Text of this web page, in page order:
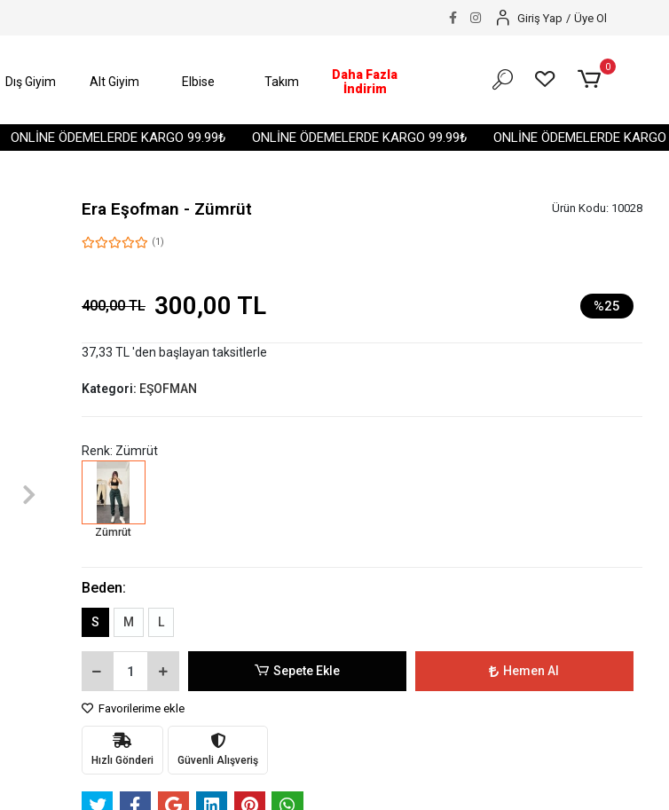
ONLİNE ÖDEMELERDE KARGO 99.99₺ ONLİNE ÖDEMELERDE KARGO 99.99₺ ONLİNE ÖDEMELERDE KARGO
Giriş Yap / Üye Ol
Dış Giyim Alt Giyim Elbise Takım
Daha Fazla
İndirim
0
Era Eşofman - Zümrüt Ürün Kodu: 10028
(1)
400,00 TL 300,00 TL %25
37,33 TL 'den başlayan taksitlerle
Kategori: EŞOFMAN
Renk: Zümrüt
Zümrüt
Beden:
S M L
Sepete Ekle Hemen Al
Favorilerime ekle
Hızlı Gönderi Güvenli Alışveriş